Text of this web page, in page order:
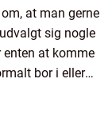
at man gerne
sig nogle
at komme
bor i eller